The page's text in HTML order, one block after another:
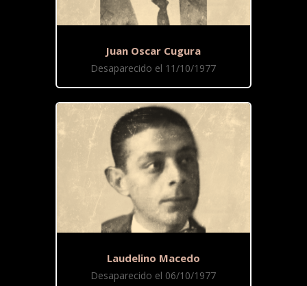
Juan Oscar Cugura
Desaparecido el 11/10/1977
Laudelino Macedo
Desaparecido el 06/10/1977